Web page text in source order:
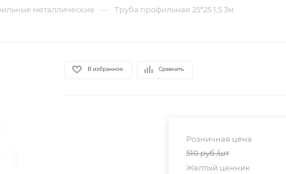
металлические — Труба профильная 25*25 1,5 3м
В избранное Сравнить
Розничная цена
510руб./шт
Желтый ценник